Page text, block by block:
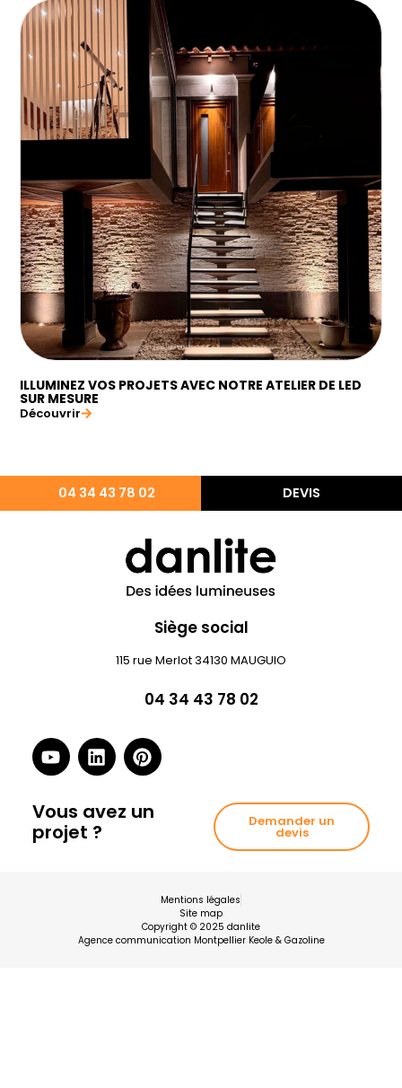
ILLUMINEZ VOS PROJETS AVEC NOTRE ATELIER DE LED
SUR MESURE
Découvrir
04 34 43 78 02 DEVIS
Siège social
115 rue Merlot 34130 MAUGUIO
04 34 43 78 02
Vous avez un
projet ?
Demander un
devis
Mentions légales
Site map
Copyright © 2025 danlite
Agence communication Montpellier Keole & Gazoline